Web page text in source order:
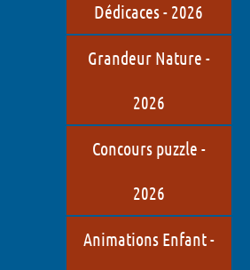
Dédicaces - 2026
Grandeur Nature -
2026
Concours puzzle -
2026
Animations Enfant -